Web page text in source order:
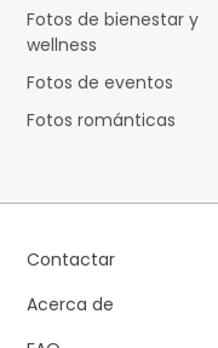
Fotos de bienestar y
wellness
Fotos de eventos
Fotos románticas
Contactar
Acerca de